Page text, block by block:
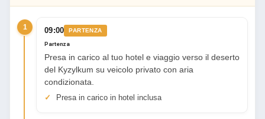
1 09:00 PARTENZA
Partenza
Presa in carico al tuo hotel e viaggio verso il deserto
del Kyzylkum su veicolo privato con aria
condizionata.
Presa in carico in hotel inclusa